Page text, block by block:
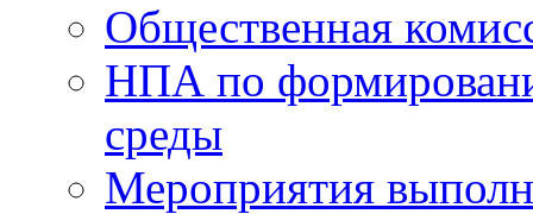
Общественная
НПА по
среды
Мероприятия